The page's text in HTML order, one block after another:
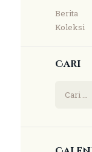
Berita
Koleksi
Cari